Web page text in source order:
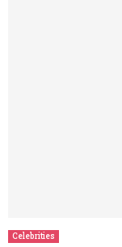
Celebrities